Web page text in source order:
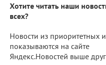
Хотите читать наши
всех?
Новости из приоритетных
показываются на сайте
Яндекс.Новостей выше